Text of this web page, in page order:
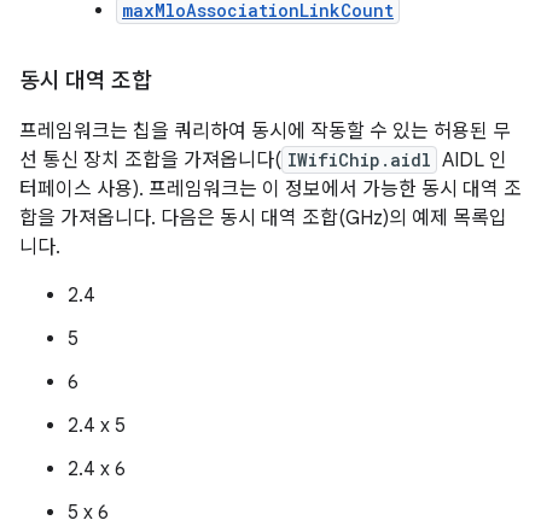
maxMloAssociationLinkCount
동시 대역 조합
프레임워크는 칩을 쿼리하여 동시에 작동할 수 있는 허용된 무
선 통신 장치 조합을 가져옵니다( IWifiChip.aidl AIDL 인
터페이스 사용). 프레임워크는 이 정보에서 가능한 동시 대역 조
합을 가져옵니다. 다음은 동시 대역 조합(GHz)의 예제 목록입
니다.
2.4
5
6
2.4 x 5
2.4 x 6
5 x 6